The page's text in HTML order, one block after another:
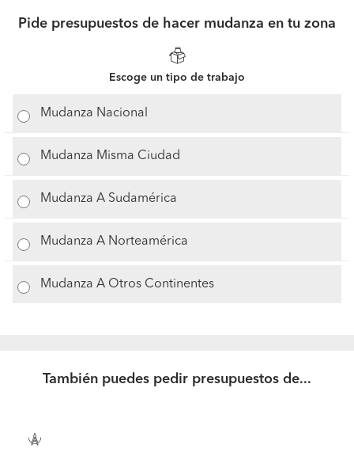
Pide presupuestos de hacer mudanza en tu zona
Escoge un tipo de trabajo
Mudanza Nacional
Mudanza Misma Ciudad
Mudanza A Sudamérica
Mudanza A Norteamérica
Mudanza A Otros Continentes
También puedes pedir presupuestos de...